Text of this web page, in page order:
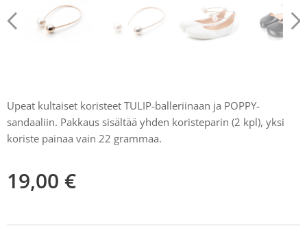
Upeat kultaiset koristeet TULIP-balleriinaan ja POPPY-
sandaaliin. Pakkaus sisältää yhden koristeparin (2 kpl), yksi
koriste painaa vain 22 grammaa.​
19,00 €